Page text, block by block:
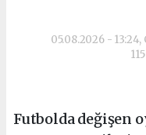
05.08.2026 -
Futbolda değişen